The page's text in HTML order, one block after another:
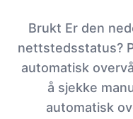
Brukt Er den
nettstedsstatus?
automatisk
å sjekke
automatisk